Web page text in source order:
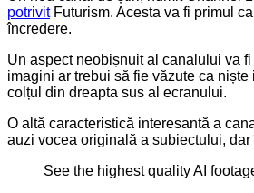
potrivitFuturism. Acesta va fi primul
încredere.
Un aspect neobișnuit al canalului va
imagini ar trebui să fie văzute ca
colțul din dreapta sus al ecranului.
O altă caracteristică interesantă a
auzi vocea originală a subiectului, dar
See the highest quality AI